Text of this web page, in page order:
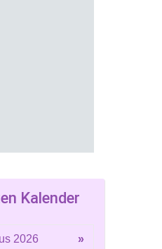
Kalender
2026 »